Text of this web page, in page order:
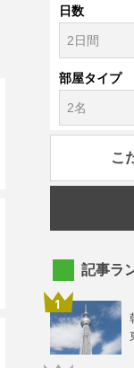
日数
部屋タイプ
こ
記事ラ